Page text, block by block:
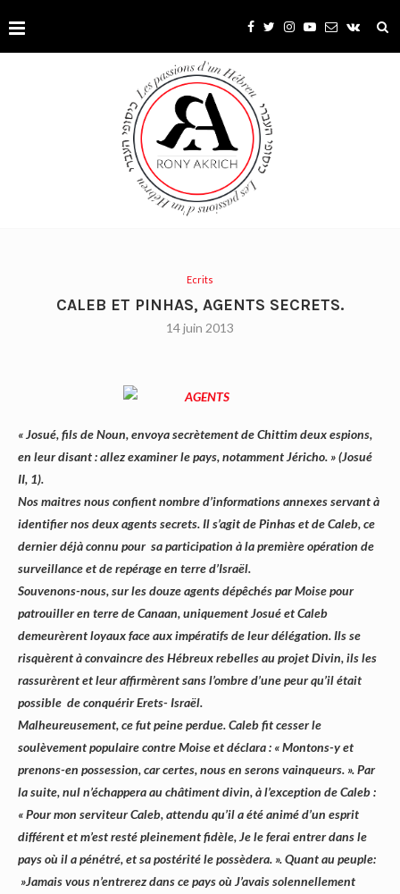
Ecrits
CALEB ET PINHAS, AGENTS SECRETS.
14 juin 2013
« Josué, fils de Noun, envoya secrètement de Chittim deux espions,
en leur disant : allez examiner le pays, notamment Jéricho. » (Josué
II, 1).
Nos maitres nous confient nombre d’informations annexes servant à
identifier nos deux agents secrets. Il s’agit de Pinhas et de Caleb, ce
dernier déjà connu pour sa participation à la première opération de
surveillance et de repérage en terre d’Israël.
Souvenons-nous, sur les douze agents dépêchés par Moise pour
patrouiller en terre de Canaan, uniquement Josué et Caleb
demeurèrent loyaux face aux impératifs de leur délégation. Ils se
risquèrent à convaincre des Hébreux rebelles au projet Divin, ils les
rassurèrent et leur affirmèrent sans l’ombre d’une peur qu’il était
possible de conquérir Erets- Israël.
Malheureusement, ce fut peine perdue. Caleb fit cesser le
soulèvement populaire contre Moise et déclara : « Montons-y et
prenons-en possession, car certes, nous en serons vainqueurs. ». Par
la suite, nul n’échappera au châtiment divin, à l’exception de Caleb :
« Pour mon serviteur Caleb, attendu qu’il a été animé d’un esprit
différent et m’est resté pleinement fidèle, Je le ferai entrer dans le
pays où il a pénétré, et sa postérité le possèdera. ». Quant au peuple:
»Jamais vous n’entrerez dans ce pays où J’avais solennellement